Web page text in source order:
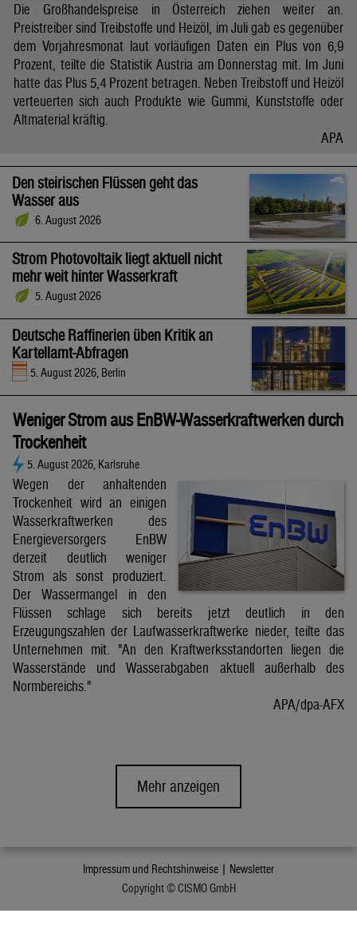
Die Großhandelspreise in Österreich ziehen weiter an.
Preistreiber sind Treibstoffe und Heizöl, im Juli gab es gegenüber
dem Vorjahresmonat laut vorläufigen Daten ein Plus von 6,9
Prozent, teilte die Statistik Austria am Donnerstag mit. Im Juni
hatte das Plus 5,4 Prozent betragen. Neben Treibstoff und Heizöl
verteuerten sich auch Produkte wie Gummi, Kunststoffe oder
Altmaterial kräftig.
APA
Den steirischen Flüssen geht das
Wasser aus
6. August 2026
Strom Photovoltaik liegt aktuell nicht
mehr weit hinter Wasserkraft
5. August 2026
Deutsche Raffinerien üben Kritik an
Kartellamt-Abfragen
5. August 2026, Berlin
Weniger Strom aus EnBW-Wasserkraftwerken durch
Trockenheit
5. August 2026, Karlsruhe
Wegen der anhaltenden
Trockenheit wird an einigen
Wasserkraftwerken des
Energieversorgers EnBW
derzeit deutlich weniger
Strom als sonst produziert.
Der Wassermangel in den
Flüssen schlage sich bereits jetzt deutlich in den
Erzeugungszahlen der Laufwasserkraftwerke nieder, teilte das
Unternehmen mit. "An den Kraftwerksstandorten liegen die
Wasserstände und Wasserabgaben aktuell außerhalb des
Normbereichs."
APA/dpa-AFX
Mehr anzeigen
Impressum und Rechtshinweise | Newsletter
Copyright © CISMO GmbH